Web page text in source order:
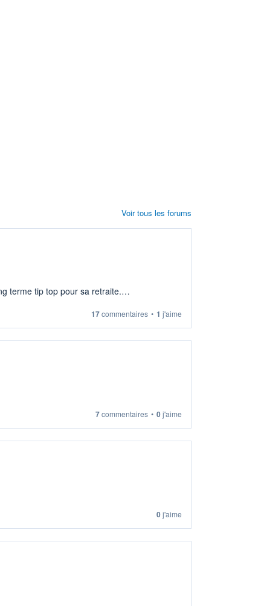
terme tip top pour sa retraite.
17commentaires • 1 j'aime
7commentaires • 0j'aime
0j'aime
Voir tous les forums